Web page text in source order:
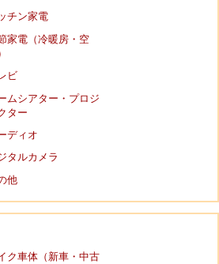
チン家電
家電（冷暖房・空
ビ
ムシアター・プロジ
ター
ディオ
タルカメラ
他
ク車体（新車・中古